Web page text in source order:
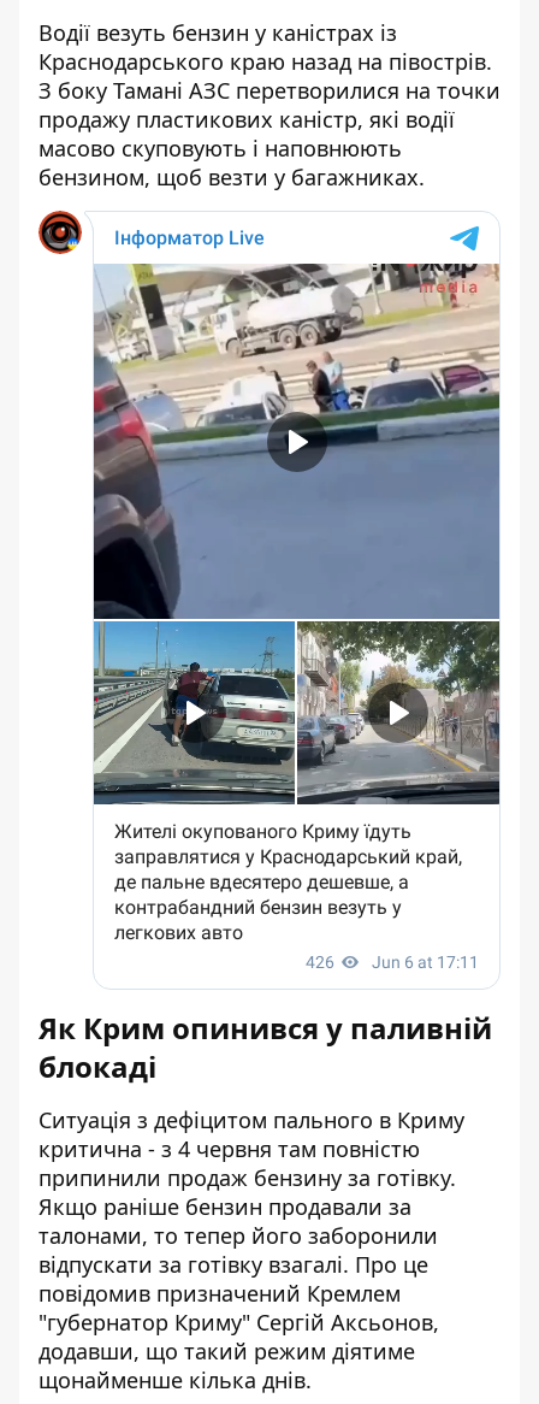
Водії везуть бензин у каністрах із
Краснодарського краю назад на півострів.
З боку Тамані АЗС перетворилися на точки
продажу пластикових каністр, які водії
масово скуповують і наповнюють
бензином, щоб везти у багажниках.
Як Крим опинився у паливній
блокаді
Ситуація з дефіцитом пального в Криму
критична - з 4 червня там повністю
припинили продаж бензину за готівку.
Якщо раніше бензин продавали за
талонами, то тепер його заборонили
відпускати за готівку взагалі. Про це
повідомив призначений Кремлем
"губернатор Криму" Сергій Аксьонов,
додавши, що такий режим діятиме
щонайменше кілька днів.